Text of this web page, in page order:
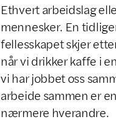
Ethvert arbeidslag
mennesker. En
fellesskapet skjer
når vi drikker kaffe i
vi har jobbet oss
arbeide sammen er
nærmere hverandre.